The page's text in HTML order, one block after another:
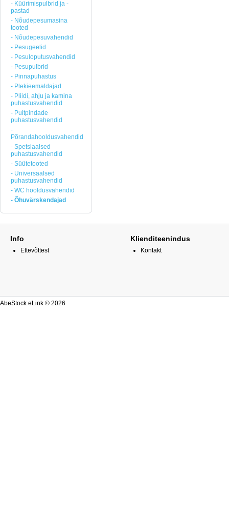
- Küürimispulbrid ja -
pastad
- Nõudepesumasina
tooted
- Nõudepesuvahendid
- Pesugeelid
- Pesuloputusvahendid
- Pesupulbrid
- Pinnapuhastus
- Plekieemaldajad
- Pliidi, ahju ja kamina
puhastusvahendid
- Puitpindade
puhastusvahendid
-
Põrandahooldusvahendid
- Spetsiaalsed
puhastusvahendid
- Süütetooted
- Universaalsed
puhastusvahendid
- WC hooldusvahendid
- Õhuvärskendajad
Info
Ettevõttest
Klienditeenindus
Kontakt
AbeStock eLink © 2026